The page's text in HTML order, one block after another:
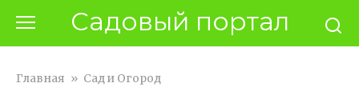
контенту
Садовый портал
Главная » Сад и Огород